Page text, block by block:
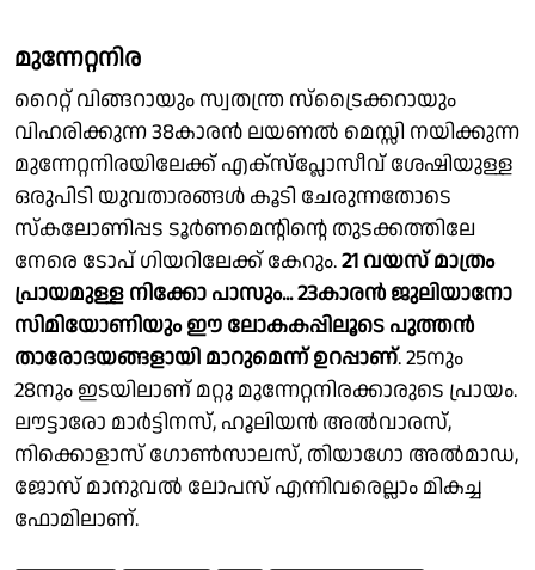
മുന്നേറ്റനിര
റൈറ്റ് വിങ്ങറായും സ്വതന്ത്ര സ്ട്രൈക്കറായും
വിഹരിക്കുന്ന 38കാരൻ ലയണല്‍ മെസ്സി നയിക്കുന്ന
മുന്നേറ്റനിരയിലേക്ക് എക്സ്‌പ്ലോസീവ് ശേഷിയുള്ള
ഒരുപിടി യുവതാരങ്ങൾ കൂടി ചേരുന്നതോടെ
സ്കലോണിപ്പട ടൂർണമെൻ്റിൻ്റെ തുടക്കത്തിലേ
നേരെ ടോപ് ഗിയറിലേക്ക് കേറും.21 വയസ് മാത്രം
പ്രായമുള്ള നിക്കോ പാസും... 23കാരൻ ജുലിയാനോ
സിമിയോണിയും ഈ ലോകകപ്പിലൂടെ പുത്തൻ
താരോദയങ്ങളായി മാറുമെന്ന് ഉറപ്പാണ്. 25നും
28നും ഇടയിലാണ് മറ്റു മുന്നേറ്റനിരക്കാരുടെ പ്രായം.
ലൗട്ടാരോ മാര്‍ട്ടിനസ്, ഹൂലിയന്‍ അല്‍വാരസ്,
നിക്കൊളാസ് ഗോണ്‍സാലസ്, തിയാഗോ അല്‍മാഡ,
ജോസ് മാനുവല്‍ ലോപസ് എന്നിവരെല്ലാം മികച്ച
ഫോമിലാണ്.